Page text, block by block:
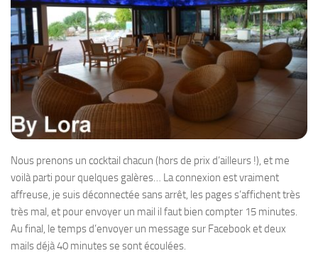
Nous prenons un cocktail chacun (hors de prix d’ailleurs !), et me
voilà parti pour quelques galères… La connexion est vraiment
affreuse, je suis déconnectée sans arrêt, les pages s’affichent très
très mal, et pour envoyer un mail il faut bien compter 15 minutes.
Au final, le temps d’envoyer un message sur Facebook et deux
mails déjà 40 minutes se sont écoulées.